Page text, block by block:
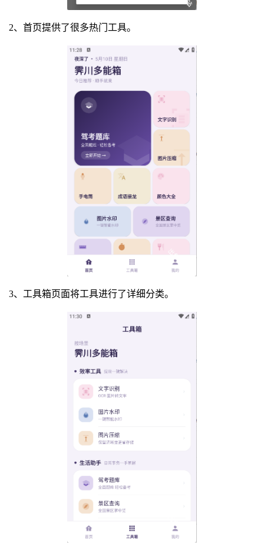
2、首页提供了很多热门工具。
3、工具箱页面将工具进行了详细分类。